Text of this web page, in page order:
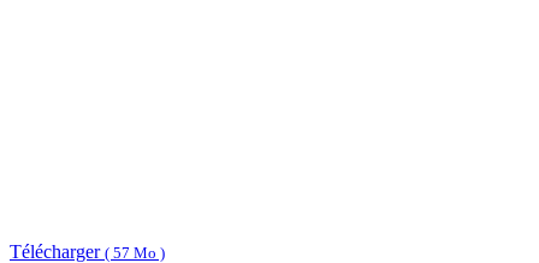
Télécharger ( 57 Mo )